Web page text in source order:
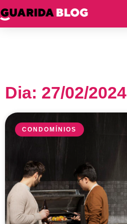
Dia: 27/02/2024
CONDOMÍNIOS